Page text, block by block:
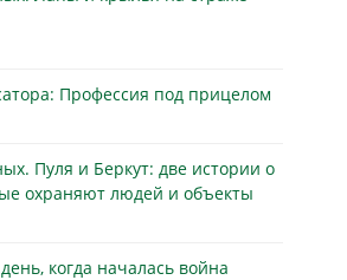
Профессия под прицелом
Пуля и Беркут: две истории о
охраняют людей и объекты
когда началась война